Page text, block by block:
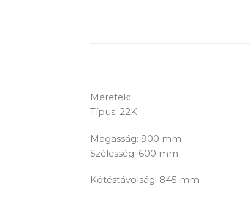
Méretek:
Típus: 22K
Magasság: 900 mm
Szélesség: 600 mm
Kötéstávolság: 845 mm